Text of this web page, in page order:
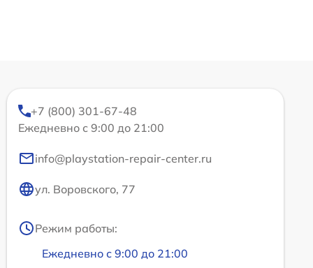
+7 (800) 301-67-48
Ежедневно с 9:00 до 21:00
info@playstation-repair-center.ru
ул. Воровского, 77
Режим работы:
Ежедневно с 9:00 до 21:00